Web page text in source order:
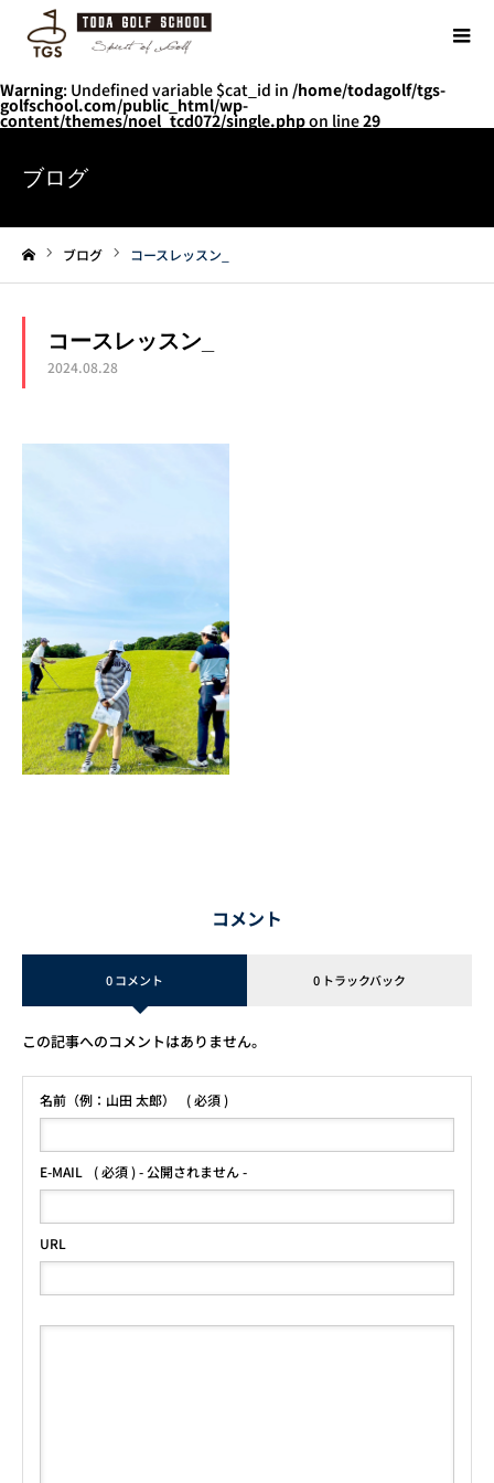
Warning: Undefined variable $cat_id in /home/todagolf/tgs-
golfschool.com/public_html/wp-
content/themes/noel_tcd072/single.phpon line29
ブログ
ブログ コースレッスン_
コースレッスン_
2024.08.28
コメント
0 コメント 0 トラックバック
この記事へのコメントはありません。
名前（例：山田 太郎） ( 必須 )
E-MAIL ( 必須 ) - 公開されません -
URL